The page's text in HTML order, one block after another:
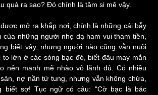
quả ra sao? Đó chính là tâm si mê vậy.
mở ra khắp nơi, chính là những cái bẫy
của những người nhẹ dạ ham vui tham tiền,
biết vậy, nhưng người nào cũng vẫn nuôi
to lớn ở các sòng bạc đó, biết đâu may mắn
nên mạnh mẽ nhào vô lãnh đủ. Có nhiều
nợ nần tứ tung, nhưng vẫn không chừa,
biết sợ! Tục ngữ có câu: “Cờ bạc là bác